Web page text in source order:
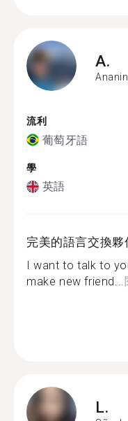
A.
流利
葡萄牙語
學
英語
完美的語言交換夥
I want to talk to
make new friend...
L.